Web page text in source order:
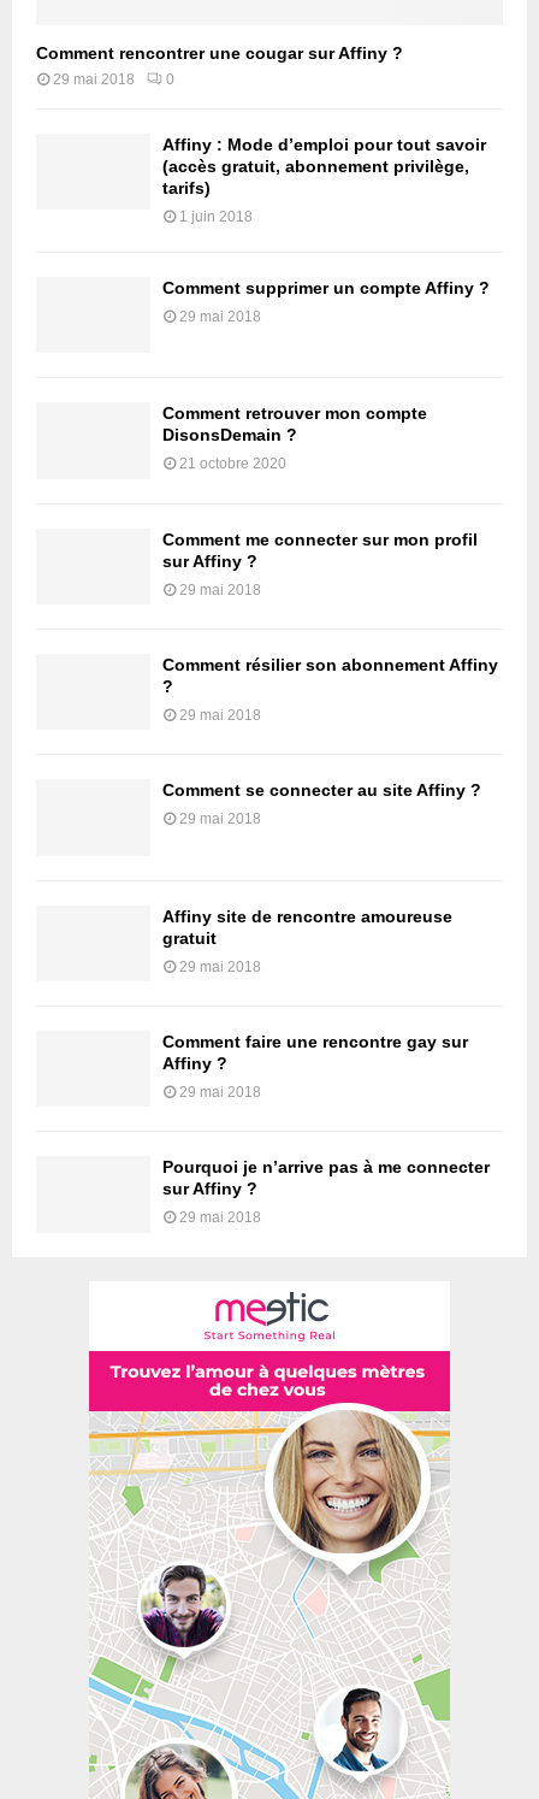
Comment rencontrer une cougar sur Affiny ?
29 mai 2018 0
Affiny : Mode d’emploi pour tout savoir
(accès gratuit, abonnement privilège,
tarifs)
1 juin 2018
Comment supprimer un compte Affiny ?
29 mai 2018
Comment retrouver mon compte
DisonsDemain ?
21 octobre 2020
Comment me connecter sur mon profil
sur Affiny ?
29 mai 2018
Comment résilier son abonnement Affiny
?
29 mai 2018
Comment se connecter au site Affiny ?
29 mai 2018
Affiny site de rencontre amoureuse
gratuit
29 mai 2018
Comment faire une rencontre gay sur
Affiny ?
29 mai 2018
Pourquoi je n’arrive pas à me connecter
sur Affiny ?
29 mai 2018